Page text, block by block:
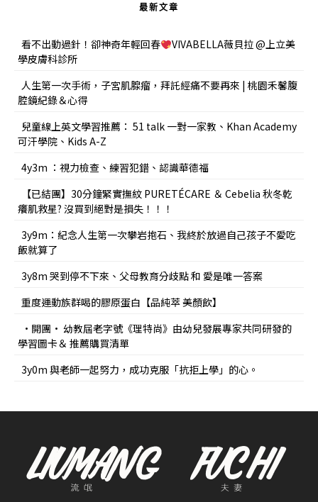
最新文章
看不出動過針！卻神奇年輕回春
VIVABELLA薇貝拉 @上立美
學皮膚科診所
人生第一次手術，子宮肌腺瘤，拜託經痛不要再來 | 桃園禾馨腹
腔鏡紀錄＆心得
兒童線上英文學習推薦： 51 talk 一對一家教、Khan Academy
可汗學院、Kids A-Z
4y3m ：視力檢查、練習犯錯、認識華德福
【已結團】30分鐘緊實撫紋 PURETÉCARE ＆ Cebelia 秋冬乾
癢肌救星? 沒買到絕對是損失！！！
3y9m：紀念人生第一次攀岩抱石、我終於放過自己孩子不愛吃
飯就算了
3y8m 哭到停不下來、父母教育分歧點 和 愛是唯一答案
重度運動族群喝的膠原蛋白【品純萃 美顏飲】
•開團• 幼教屆老字號《理特尚》由幼兒發展專家共同研發的
學習圖卡＆ 推薦購買清單
3y0m 與老師一起努力，成功克服「抗拒上學」的心。